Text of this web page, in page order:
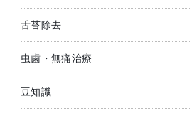
舌苔除去
虫歯・無痛治療
豆知識